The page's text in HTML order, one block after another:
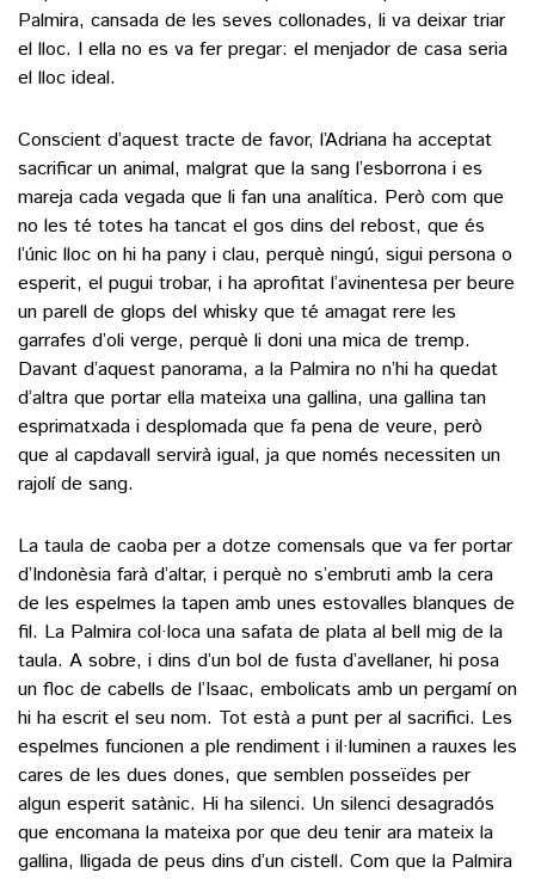
Palmira, cansada de les seves collonades, li va deixar triar
el lloc. I ella no es va fer pregar: el menjador de casa seria
el lloc ideal.
Conscient d’aquest tracte de favor, l’Adriana ha acceptat
sacrificar un animal, malgrat que la sang l’esborrona i es
mareja cada vegada que li fan una analítica. Però com que
no les té totes ha tancat el gos dins del rebost, que és
l’únic lloc on hi ha pany i clau, perquè ningú, sigui persona o
esperit, el pugui trobar, i ha aprofitat l’avinentesa per beure
un parell de glops del whisky que té amagat rere les
garrafes d’oli verge, perquè li doni una mica de tremp.
Davant d’aquest panorama, a la Palmira no n’hi ha quedat
d’altra que portar ella mateixa una gallina, una gallina tan
esprimatxada i desplomada que fa pena de veure, però
que al capdavall servirà igual, ja que només necessiten un
rajolí de sang.
La taula de caoba per a dotze comensals que va fer portar
d’Indonèsia farà d’altar, i perquè no s’embruti amb la cera
de les espelmes la tapen amb unes estovalles blanques de
fil. La Palmira col·loca una safata de plata al bell mig de la
taula. A sobre, i dins d’un bol de fusta d’avellaner, hi posa
un floc de cabells de l’Isaac, embolicats amb un pergamí on
hi ha escrit el seu nom. Tot està a punt per al sacrifici. Les
espelmes funcionen a ple rendiment i il·luminen a rauxes les
cares de les dues dones, que semblen posseïdes per
algun esperit satànic. Hi ha silenci. Un silenci desagradós
que encomana la mateixa por que deu tenir ara mateix la
gallina, lligada de peus dins d’un cistell. Com que la Palmira